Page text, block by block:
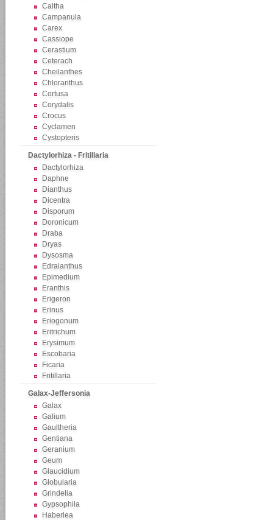
Caltha
Campanula
Carex
Cassiope
Cerastium
Ceterach
Cheilanthes
Chloranthus
Cortusa
Corydalis
Crocus
Cyclamen
Cystopteris
Dactylorhiza - Fritillaria
Dactylorhiza
Daphne
Dianthus
Dicentra
Disporum
Doronicum
Draba
Dryas
Dysosma
Edraianthus
Epimedium
Eranthis
Erigeron
Erinus
Eriogonum
Eritrichum
Erysimum
Escobaria
Ficaria
Fritillaria
Galax-Jeffersonia
Galax
Galium
Gaultheria
Gentiana
Geranium
Geum
Glaucidium
Globularia
Grindelia
Gypsophila
Haberlea